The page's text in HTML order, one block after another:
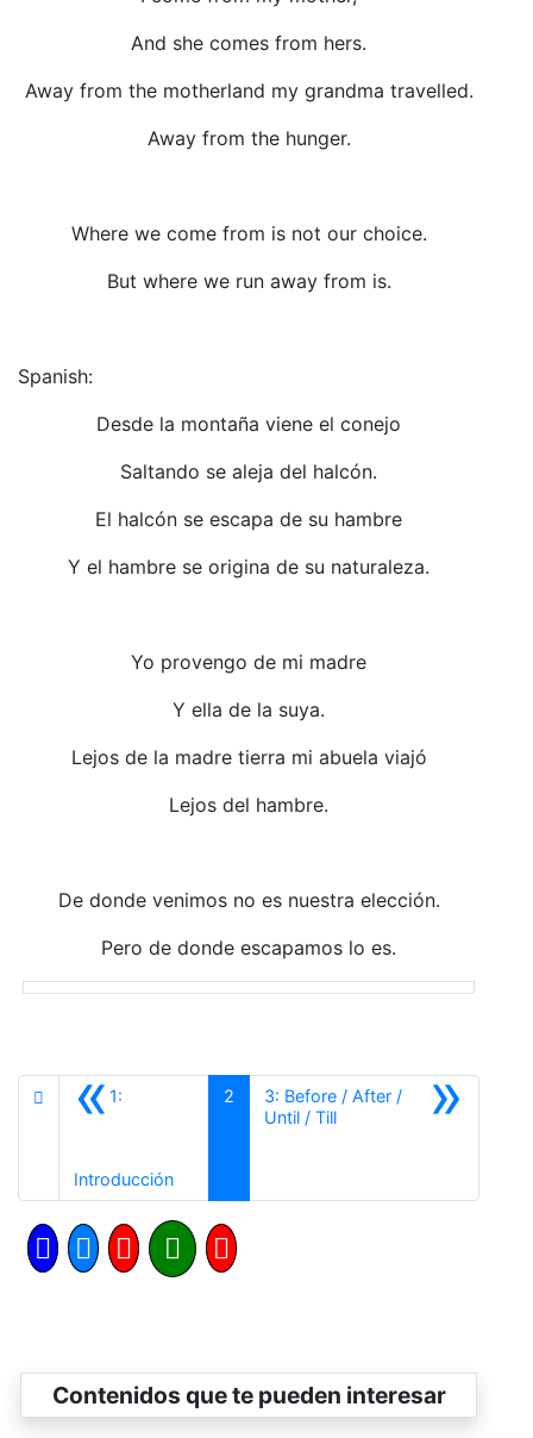
And she comes from hers.
Away from the motherland my grandma travelled.
Away from the hunger.
Where we come from is not our choice.
But where we run away from is.
Spanish:
Desde la montaña viene el conejo
Saltando se aleja del halcón.
El halcón se escapa de su hambre
Y el hambre se origina de su naturaleza.
Yo provengo de mi madre
Y ella de la suya.
Lejos de la madre tierra mi abuela viajó
Lejos del hambre.
De donde venimos no es nuestra elección.
Pero de donde escapamos lo es.
«1:
IntroducciónAnterior
2 »
3: Before / After /
Until / TillSiguiente
Contenidos que te pueden interesar